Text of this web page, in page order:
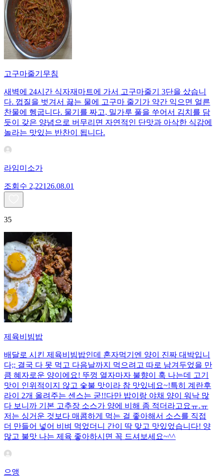
고구마줄기무침
새벽에 24시간 식자재마트에 가서 고구마줄기 3단을 샀습니
다. 껍질을 벗겨서 끓는 물에 고구마 줄기가 약간 익으면 얼른
찬물에 헹굽니다. 물기를 짜고, 밀가루 풀을 쑤어서 김치를 담
듯이 갖은 양념으로 버무리면 자연적인 단맛과 아삭한 식감에
놀라는 맛있는 반찬이 됩니다.
라임미소가
조회수 2,221 26.08.01
35
제육비빔밥
배달로 시킨 제육비빔밥인데 혼자먹기엔 양이 진짜 대박입니
다;; 결국 다 못 먹고 다음날까지 먹으려고 따로 남겨두었을 만
큼 혜자로운 양이에요! 뚜껑 열자마자 불향이 훅 나는데 고기
맛이 인위적이지 않고 숯불 맛이라 참 맛있네요~!특히 계란후
라이 2개 올려주는 센스는 굳!! ​다만 밥이랑 야채 양이 워낙 많
다 보니까 기본 고추장 소스가 양에 비해 좀 적더라고요ㅠ.ㅠ
저는 싱거운 것보다 매콤하게 먹는 걸 좋아해서 소스를 직접
더 만들어 넣어 비벼 먹었더니 간이 딱 맞고 맛있었습니다! 양
많고 불맛 나는 제육 좋아하시면 꼭 드셔보세요~^^
으앵